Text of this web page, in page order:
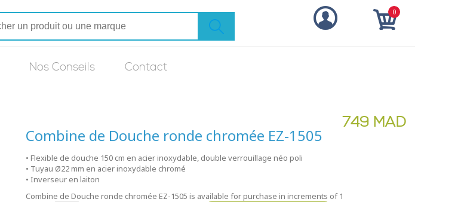
0
Nos Conseils Contact
Combine de Douche ronde chromée EZ-1505
749 MAD
• Flexible de douche 150 cm en acier inoxydable, double verrouillage néo poli
• Tuyau Ø22 mm en acier inoxydable chromé
• Inverseur en laiton
Combine de Douche ronde chromée EZ-1505 is available for purchase in increments of 1